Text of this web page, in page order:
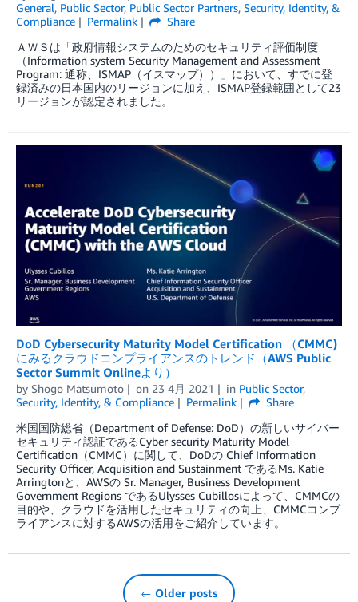
General, Public Sector, Public Sector Partners, Security, Identity, &
Compliance
Permalink
Share
ＡＷＳは「政府情報システムのためのセキュリティ評価制度
（Information system Security Management and Assessment
Program: 通称、ISMAP（イスマップ））」において、すでに登
録済みの日本国内のリージョンに加え、ISMAP登録範囲として23
リージョンが認定されました。
DoD Cybersecurity Maturity Model Certification （CMMC)
にみるクラウドコンプライアンスのトレンド（AWS Public
Sector Summit Onlineより）
by Shogo Matsumoto on 23 4月 2021 in Public Sector,
Security, Identity, & Compliance
Permalink
Share
米国国防総省（Department of Defense: DoD）の新しいサイバー
セキュリティ認証であるCyber security Maturity Model
Certification（CMMC）に関して、DoDの Chief Information
Security Officer, Acquisition and Sustainment であるMs. Katie
Arringtonと、AWSの Sr. Manager, Business Development
Government Regions であるUlysses Cubillosによって、CMMCの
目的や、クラウドを活用したセキュリティの向上、CMMCコンプ
ライアンスに対するAWSの活用をご紹介しています。
← Older posts